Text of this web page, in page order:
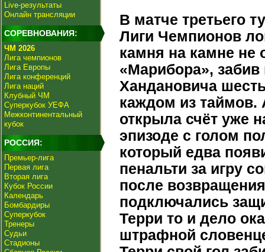
Live-результаты
Онлайн трансляции
СОРЕВНОВАНИЯ:
ЧМ 2026
Лига чемпионов
Лига Европы
Лига конференций
Лига наций
Клубный ЧМ
Суперкубок УЕФА
Межконтинентальный
кубок
РОССИЯ:
Премьер-лига
Первая лига
Вторая лига
Кубок России
Календарь
Бомбардиры
Суперкубок
Тренеры
Судьи
Стадионы
В матче третьего
Лиги Чемпионов
камня на камне не
«Марибора»,
Хандановича
каждом из таймов.
открыла счёт уже
эпизоде с голом
который едва
пенальти за игру
после
подключались
Терри то и дело
штрафной